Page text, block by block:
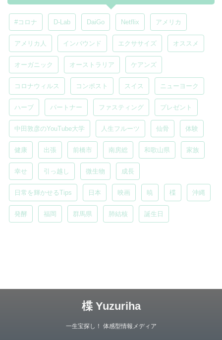
#コロナ D-Lab DaiGo Netflix アメリカ
アメリカ人 インバウンド エクササイズ オススメ
オーガニック オーストラリア ケアンズ
コロナウィルス コンポスト スイス ニューヨーク
ハーブ パートナー ファスティング プレゼント
中田敦彦のYouTube大学 人生フルーツ 仙骨 体験
健康 出張 前橋市 南房総 和歌山県 家族
幸せ 引っ越し 微生物 成長
日常を輝かせるTips 日本 映画 暁 楪 沖縄
発酵 福岡 群馬県 肺結核 誕生日
楪 Yuzuriha
一生宝探し！ 体感型情報メディア
Copyright© 楪 Yuzuriha , 2026 All Rights Reserved.